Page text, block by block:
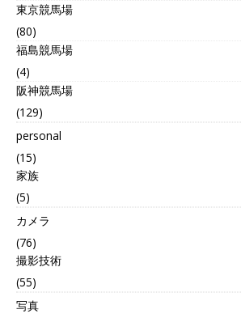
東京競馬場
(80)
福島競馬場
(4)
阪神競馬場
(129)
personal
(15)
家族
(5)
カメラ
(76)
撮影技術
(55)
写真